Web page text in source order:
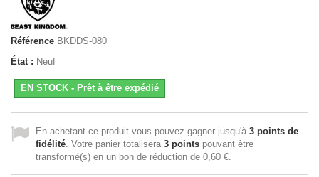
Référence BKDDS-080
État : Neuf
EN STOCK - Prêt à être expédié
En achetant ce produit vous pouvez gagner jusqu'à 3 points de
fidélité . Votre panier totalisera 3 points pouvant être
transformé(s) en un bon de réduction de 0,60 €